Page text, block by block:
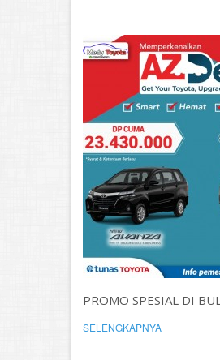
PROMO SPESIAL DI
SELENGKAPNYA